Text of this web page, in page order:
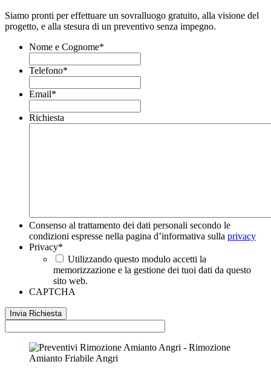
Siamo pronti per effettuare un sovralluogo gratuito, alla visione del
progetto, e alla stesura di un preventivo senza impegno.
Nome e Cognome*
Telefono*
Email*
Richiesta
Consenso al trattamento dei dati personali secondo le
condizioni espresse nella pagina d’informativa sulla privacy
Privacy*
Utilizzando questo modulo accetti la
memorizzazione e la gestione dei tuoi dati da questo
sito web.
CAPTCHA